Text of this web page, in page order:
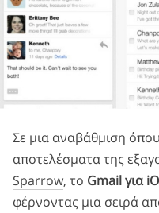
Σε μια αναβάθμιση
αποτελέσματα της
Sparrow, το Gmail για
φέρνοντας μια σειρά